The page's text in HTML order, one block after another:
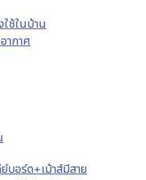
ช้ในบ้าน
ากาศ
อร์ด+เม้าส์มีสาย